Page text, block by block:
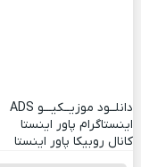
دانلــود موزیــکیـــو ADS
اینستاگرام پاور اینستا
کانال روبیکا پاور اینستا